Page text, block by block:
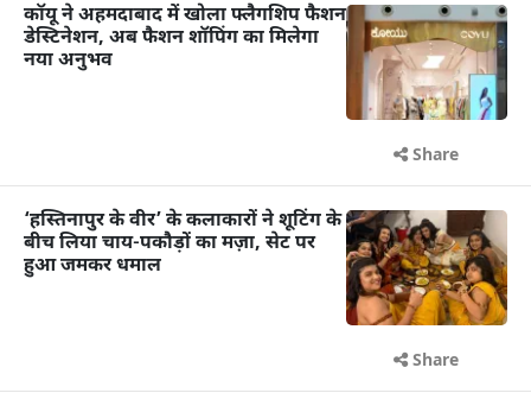
कॉयू ने अहमदाबाद में खोला फ्लैगशिप फैशन
डेस्टिनेशन, अब फैशन शॉपिंग का मिलेगा
नया अनुभव
Share
‘हस्तिनापुर के वीर’ के कलाकारों ने शूटिंग के
बीच लिया चाय-पकौड़ों का मज़ा, सेट पर
हुआ जमकर धमाल
Share